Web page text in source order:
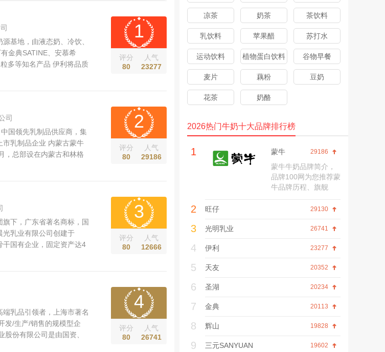
基地，由液态奶、冷饮、
金典SATINE、安慕希
多等知名产品 伊利将品质
1
评分
80
人气
23277
司
国领先乳制品供应商，集
乳制品企业 内蒙古蒙牛
，总部设在内蒙古和林格
2
评分
80
人气
29186
下，广东省著名商标，国
光乳业有限公司创建于
国有企业，固定资产达4
3
评分
80
人气
12666
乳品引领者，上海市著名
发/生产/销售的规模型企
份有限公司是由国资、
4
评分
80
人气
26741
凉茶 奶茶 茶饮料
乳饮料 苹果醋 苏打水
运动饮料 植物蛋白饮料 谷物早餐
麦片 藕粉 豆奶
花茶 奶酪
2026热门牛奶十大品牌排行榜
1 29186
蒙牛
蒙牛牛奶品牌简介，
品牌100网为您推荐蒙
牛品牌历程、旗舰
价格、联系方式、热
口碑评价等内容。
2 29130
旺仔
3 26741
光明乳业
4 23277
伊利
5 20352
天友
6 20234
圣湖
7 20113
金典
8 19828
辉山
9 19602
三元SANYUAN